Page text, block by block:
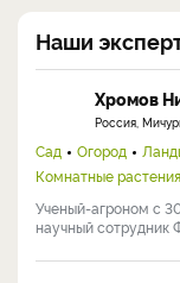
Наши
Хромов
Россия,
Сад Огород
Комнатные растения
Ученый-агроном с
научный сотрудник